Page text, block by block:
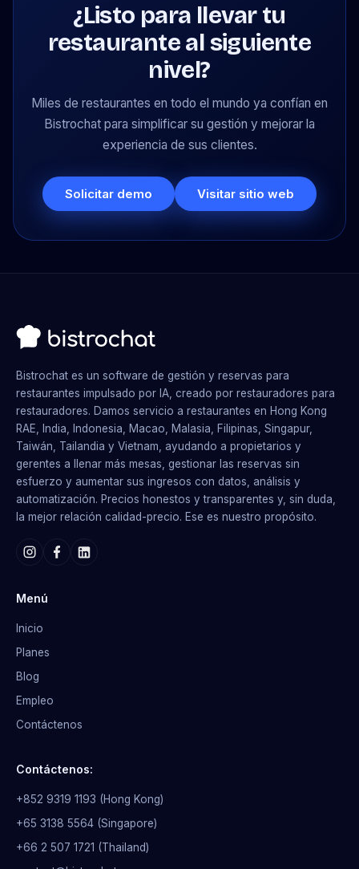
¿Listo para llevar tu
restaurante al siguiente
nivel?
Miles de restaurantes en todo el mundo ya confían en
Bistrochat para simplificar su gestión y mejorar la
experiencia de sus clientes.
Solicitar demo Visitar sitio web
Bistrochat es un software de gestión y reservas para
restaurantes impulsado por IA, creado por restauradores para
restauradores. Damos servicio a restaurantes en Hong Kong
RAE, India, Indonesia, Macao, Malasia, Filipinas, Singapur,
Taiwán, Tailandia y Vietnam, ayudando a propietarios y
gerentes a llenar más mesas, gestionar las reservas sin
esfuerzo y aumentar sus ingresos con datos, análisis y
automatización. Precios honestos y transparentes y, sin duda,
la mejor relación calidad-precio. Ese es nuestro propósito.
Menú
Inicio
Planes
Blog
Empleo
Contáctenos
Contáctenos:
+852 9319 1193 (Hong Kong)
+65 3138 5564 (Singapore)
+66 2 507 1721 (Thailand)